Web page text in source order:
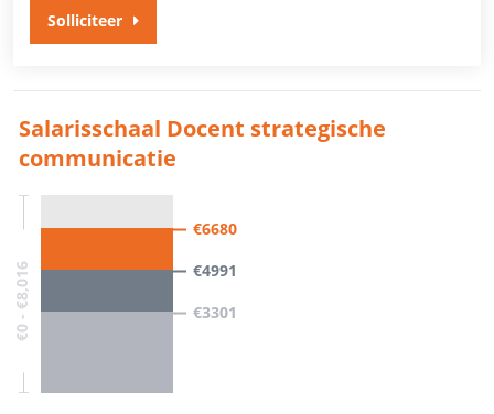
Solliciteer
Salarisschaal Docent strategische
communicatie
€0 - €8,016
€6680
€4991
€3301